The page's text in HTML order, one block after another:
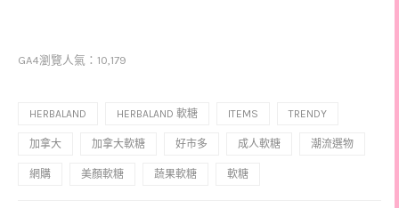
GA4瀏覽人氣：10,179
HERBALAND HERBALAND 軟糖 ITEMS TRENDY
加拿大 加拿大軟糖 好市多 成人軟糖 潮流選物
網購 美顏軟糖 蔬果軟糖 軟糖